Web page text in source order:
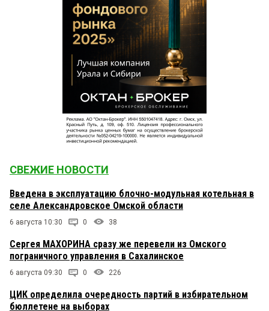
СВЕЖИЕ НОВОСТИ
Введена в эксплуатацию блочно-модульная котельная в
селе Александровское Омской области
6 августа 10:30 0 38
Сергея МАХОРИНА сразу же перевели из Омского
пограничного управления в Сахалинское
6 августа 09:30 0 226
ЦИК определила очередность партий в избирательном
бюллетене на выборах